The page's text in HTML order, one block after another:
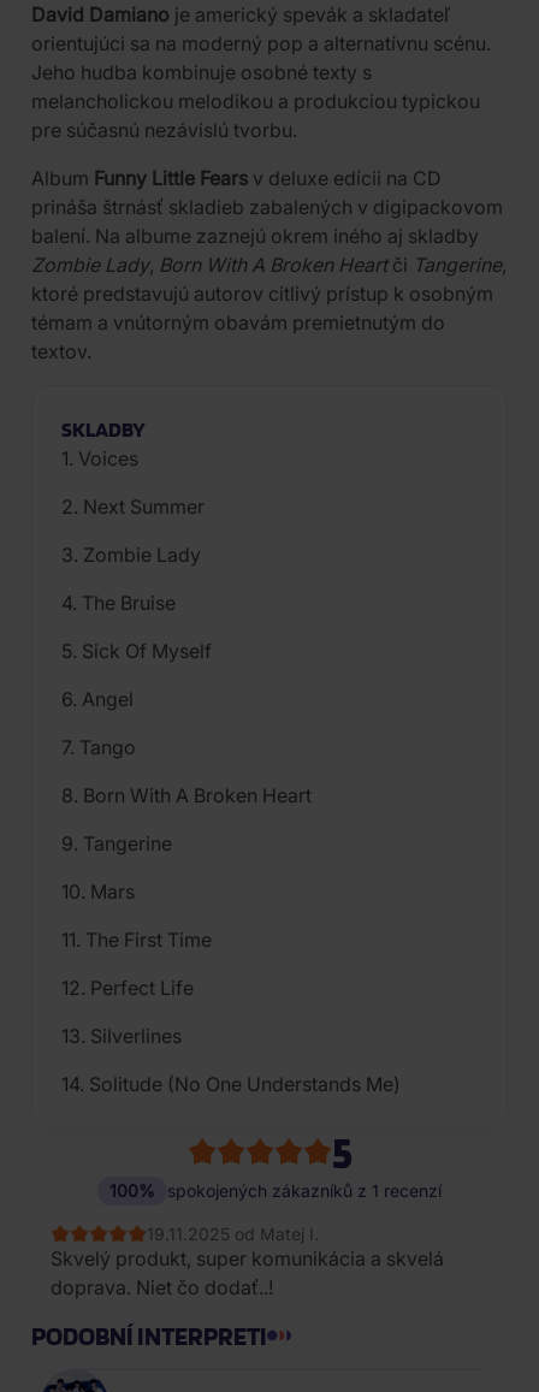
David Damiano je americký spevák a skladateľ
orientujúci sa na moderný pop a alternatívnu scénu.
Jeho hudba kombinuje osobné texty s
melancholickou melodikou a produkciou typickou
pre súčasnú nezávislú tvorbu.
Album Funny Little Fears v deluxe edícii na CD
prináša štrnásť skladieb zabalených v digipackovom
balení. Na albume zaznejú okrem iného aj skladby
Zombie Lady, Born With A Broken Heartči Tangerine,
ktoré predstavujú autorov citlivý prístup k osobným
témam a vnútorným obavám premietnutým do
textov.
SKLADBY
1. Voices
2. Next Summer
3. Zombie Lady
4. The Bruise
5. Sick Of Myself
6. Angel
7. Tango
8. Born With A Broken Heart
9. Tangerine
10. Mars
11. The First Time
12. Perfect Life
13. Silverlines
14. Solitude (No One Understands Me)
5
100% spokojených zákazníků z 1 recenzí
19.11.2025 od Matej I.
Skvelý produkt, super komunikácia a skvelá
doprava. Niet čo dodať..!
PODOBNÍ INTERPRETI